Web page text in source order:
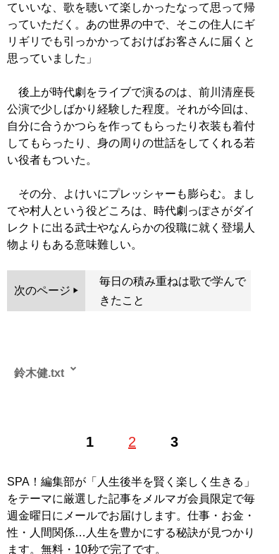
ていいな、歌を聴いて楽しかったなって思って帰
っていただく。あの世界の中で、そこの住人にギ
リギリでも引っかかっておけばお客さんに届くと
思っていました」
後上が時代劇をライブで演るのは、前川清座長
公演で少しばかり経験した程度。それが今回は、
自分に合うかつらを作ってもらったり衣装も着付
してもらったり、身の周りの世話をしてくれる若
い役者もついた。
その分、よけいにプレッシャーも膨らむ。まし
てや村人という役どころは、時代劇っぽさがダイ
レクトに出る武士やなんらかの役職に就く登場人
物よりもある意味難しい。
次のページ
毎日の積み重ねは歌で学んで
きたこと
1 2 3
鈴木健.txt
年９月～’09年９月までアルバイト時代から数え21年
ス』編集次長及び同誌携帯サイト『週刊プロレス
mobile』編集長を務める。退社後はフリー編集ライター
としてプロレスに限らず音楽、演劇、映画などで執筆。
50団体以上のプロレス中継の実況・解説をする。酒井一
圭とはマッスルのテレビ中継解説を務めたことから知り
SPA！編集部が「人生後半を賢く楽しく生きる」
をテーマに厳選した記事をメルマガ会員限定で毎
週金曜日にメールでお届けします。仕事・お金・
性・人間関係…人生を豊かにする秘訣が見つかり
ます。無料・10秒で完了です。